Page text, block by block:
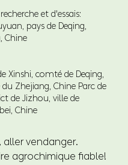
et d'essais:
pays de Deqing,
Chine
Xinshi, comté de Deqing,
Zhejiang, Chine Parc de
de Jizhou, ville de
Chine
aller vendanger.
agrochimique fiable!